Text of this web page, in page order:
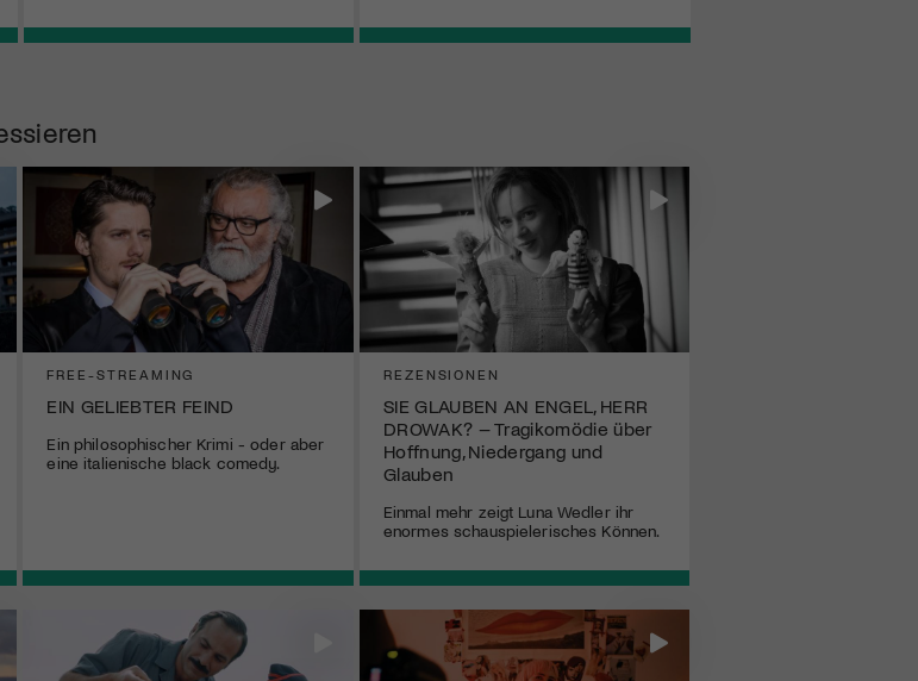
FREE-STREAMING
EIN GELIEBTER FEIND
Ein philosophischer Krimi - oder aber
eine italienische black comedy.
REZENSIONEN
SIE GLAUBEN AN ENGEL, HERR
DROWAK? – Tragikomödie über
Hoffnung, Niedergang und
Glauben
Einmal mehr zeigt Luna Wedler ihr
enormes schauspielerisches Können.